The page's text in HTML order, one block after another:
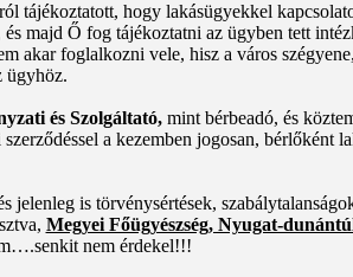
tájékoztatott, hogy lakásügyekkel
majd Ő fog tájékoztatni az ügyben tett
akar foglalkozni vele, hisz a város
ügyhöz.
és Szolgáltató,mint bérbeadó, és
a kezemben jogosan,
jelenleg is törvénysértések,
Megyei Főügyészség, Nyugat-
nem érdekel!!!